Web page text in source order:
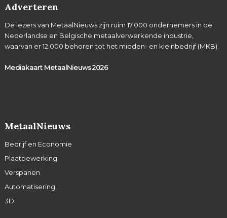
Adverteren
De lezers van MetaalNieuws zijn ruim 17.000 ondernemers in de
Nederlandse en Belgische metaalverwerkende industrie,
waarvan er 12.000 behoren tot het midden- en kleinbedrijf (MKB).
Mediakaart MetaalNieuws2026
MetaalNieuws
Bedrijf en Economie
Plaatbewerking
Verspanen
Automatisering
3D